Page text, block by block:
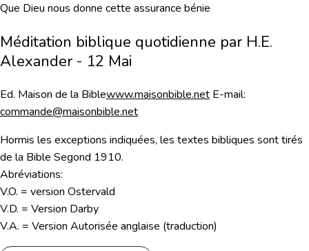
Que Dieu nous donne cette assurance bénie
Méditation biblique quotidienne par H.E.
Alexander - 12 Mai
Ed. Maison de la Biblewww.maisonbible.net E-mail:
commande@maisonbible.net
Hormis les exceptions indiquées, les textes bibliques sont tirés
de la Bible Segond 1910.
Abréviations:
V.O. = version Ostervald
V.D. = Version Darby
V.A. = Version Autorisée anglaise (traduction)